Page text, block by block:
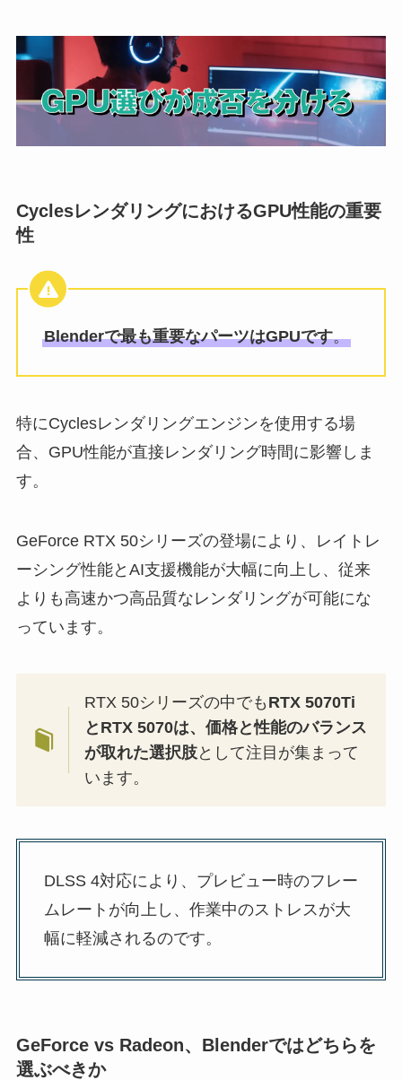
CyclesレンダリングにおけるGPU性能の重要
性
Blenderで最も重要なパーツはGPUです。
特にCyclesレンダリングエンジンを使用する場
合、GPU性能が直接レンダリング時間に影響しま
す。
GeForce RTX 50シリーズの登場により、レイトレ
ーシング性能とAI支援機能が大幅に向上し、従来
よりも高速かつ高品質なレンダリングが可能にな
っています。
RTX 50シリーズの中でも RTX 5070Ti
とRTX 5070は、価格と性能のバランス
が取れた選択肢として注目が集まって
います。
DLSS 4対応により、プレビュー時のフレー
ムレートが向上し、作業中のストレスが大
幅に軽減されるのです。
GeForce vs Radeon、Blenderではどちらを
選ぶべきか